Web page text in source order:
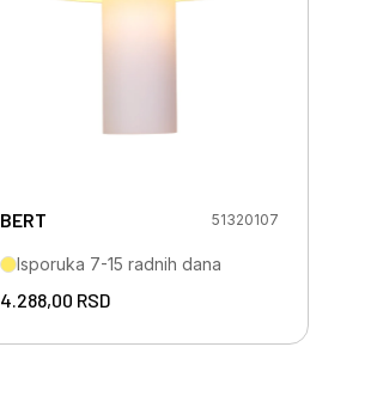
BERT 51320107
Isporuka 7-15 radnih dana
4.288,00 RSD